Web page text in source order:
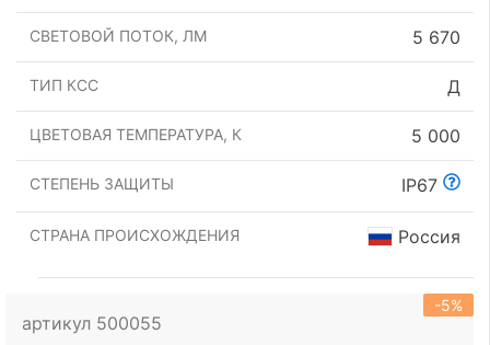
СВЕТОВОЙ ПОТОК, ЛМ 5 670
ТИП КСС Д
ЦВЕТОВАЯ ТЕМПЕРАТУРА, К 5 000
СТЕПЕНЬ ЗАЩИТЫ IP67
СТРАНА ПРОИСХОЖДЕНИЯ Россия
артикул 500055
-5%